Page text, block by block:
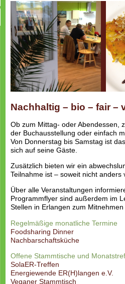
Nachhaltig – bio – fair –
Ob zum Mittag- oder Abendessen,
der Buchausstellung oder einfach
Von Donnerstag bis Samstag ist
sich auf seine Gäste.
Zusätzlich bieten wir ein
Teilnahme ist – soweit nicht anders
Über alle Veranstaltungen
Programmflyer sind außerdem im
Stellen in Erlangen zum Mitnehmen
Regelmäßige monatliche Termine
Foodsharing Dinner
Nachbarschaftsküche
Offene Stammtische und
SolaER-Treffen
Energiewende ER(H)langen e.V.
Veganer Stammtisch